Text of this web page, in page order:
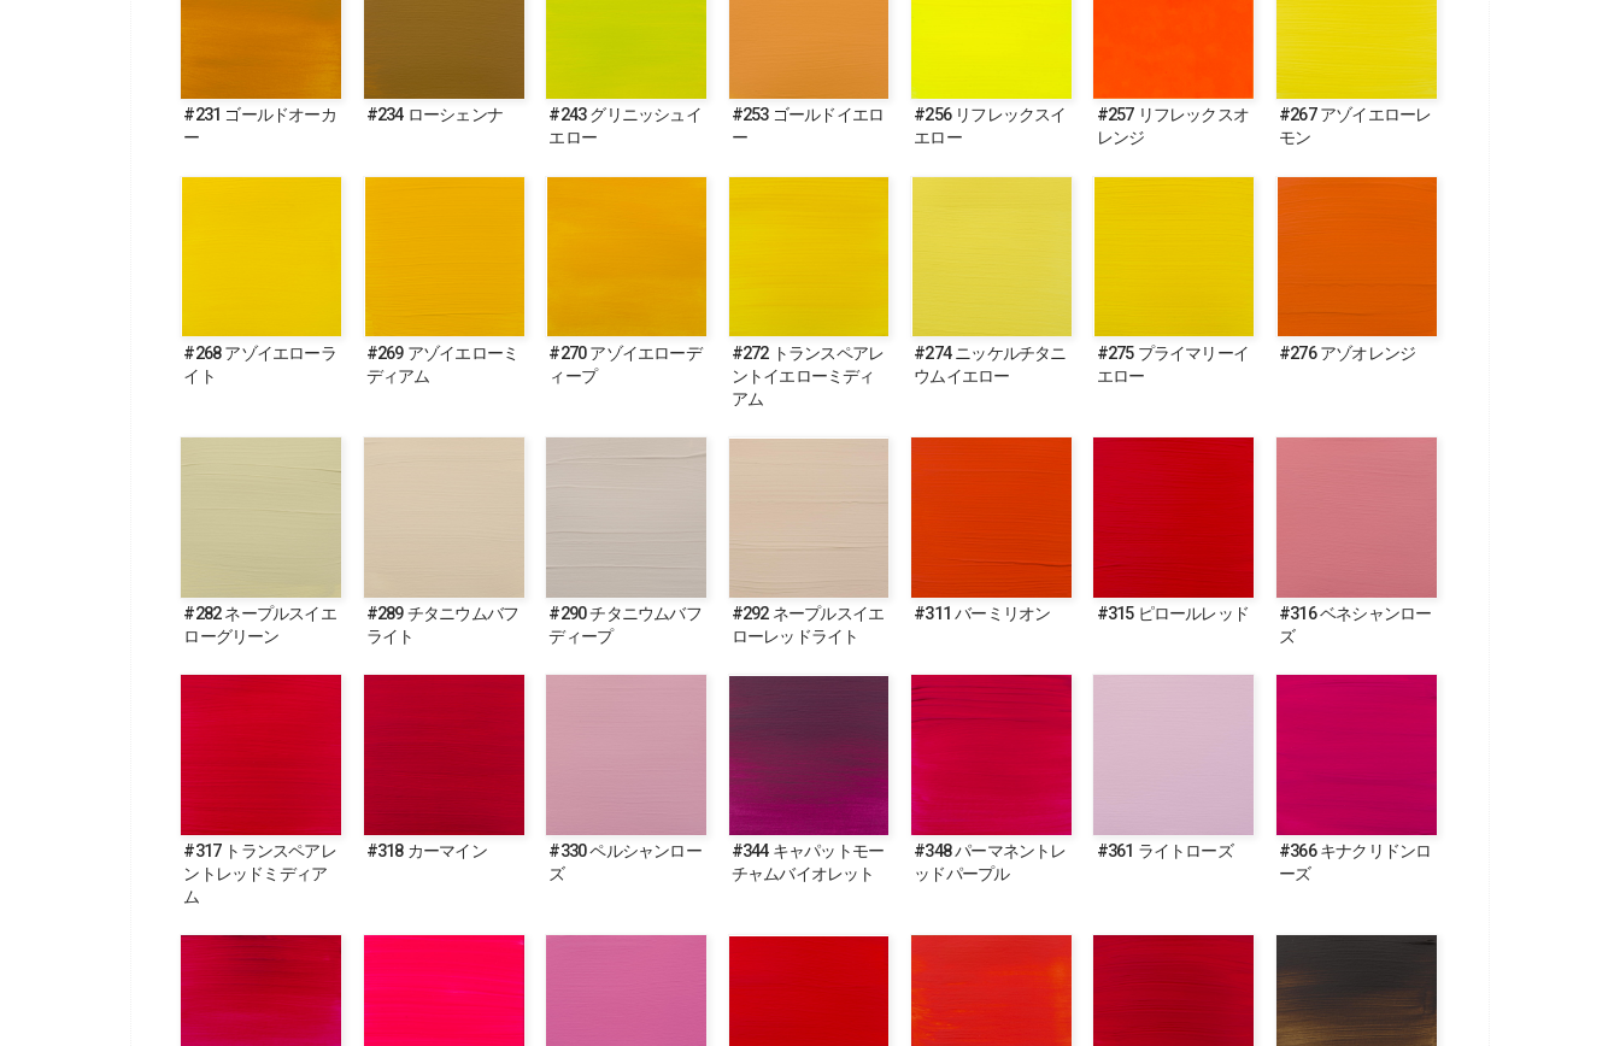
#231 ゴールドオーカ
ー
#234 ローシェンナ
#243 グリニッシュイ
エロー
#253 ゴールドイエロ
ー
#256 リフレックスイ
エロー
#257 リフレックスオ
レンジ
#267 アゾイエローレ
モン
#268 アゾイエローラ
イト
#269 アゾイエローミ
ディアム
#270 アゾイエローデ
ィープ
#272 トランスペアレ
ントイエローミディ
アム
#274 ニッケルチタニ
ウムイエロー
#275 プライマリーイ
エロー
#276 アゾオレンジ
#282 ネープルスイエ
ローグリーン
#289 チタニウムバフ
ライト
#290 チタニウムバフ
ディープ
#292 ネープルスイエ
ローレッドライト
#311 バーミリオン #315 ピロールレッド
#316 ベネシャンロー
ズ
#317 トランスペアレ
ントレッドミディア
ム
#318 カーマイン
#330 ペルシャンロー
ズ
#344 キャパットモー
チャムバイオレット
#348 パーマネントレ
ッドパープル
#361 ライトローズ
#366 キナクリドンロ
ーズ